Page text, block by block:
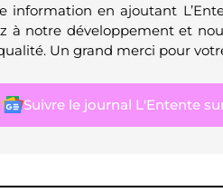
information en ajoutant
à notre développement et
Un grand merci pour
Suivre le journal L'Entente